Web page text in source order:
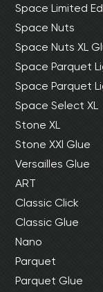
Space Limited
Space Nuts
Space Nuts XL
Space Parquet
Space Parquet
Space Select XL
Stone XL
Stone XXl Glue
Versailles Glue
ART
Classic Click
Classic Glue
Nano
Parquet
Parquet Glue